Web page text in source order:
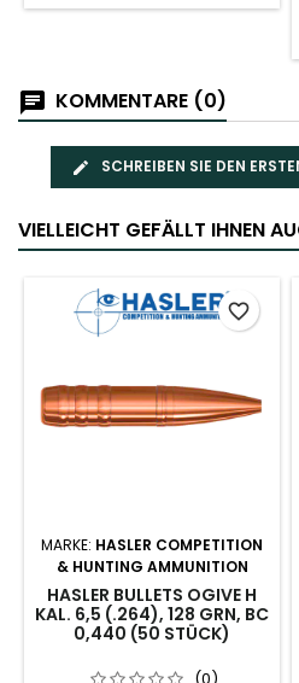
KOMMENTARE (0)
SCHREIBEN SIE DEN
VIELLEICHT GEFÄLLT IHNEN
MARKE: HASLER COMPETITION
& HUNTING AMMUNITION
HASLER BULLETS OGIVE H
KAL. 6,5 (.264), 128 GRN, BC
0,440 (50 STÜCK)
favorite_border